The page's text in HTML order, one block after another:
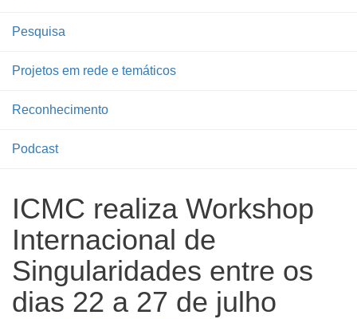
Pesquisa
Projetos em rede e temáticos
Reconhecimento
Podcast
ICMC realiza Workshop
Internacional de
Singularidades entre os
dias 22 a 27 de julho